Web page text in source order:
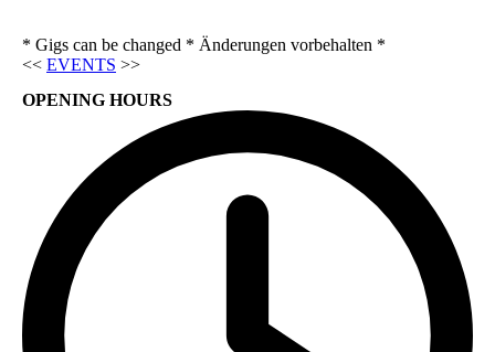
* Gigs can be changed * Änderungen vorbehalten *
<< EVENTS >>
OPENING HOURS